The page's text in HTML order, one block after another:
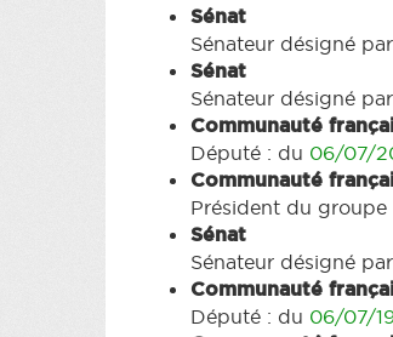
Sénat
Sénateur désigné
Sénat
Sénateur désigné
Communauté
Député : du 06/07/
Communauté
Président du groupe
Sénat
Sénateur désigné
Communauté
Député : du 06/07/